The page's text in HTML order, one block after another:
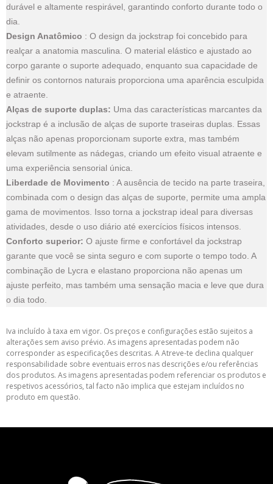
durável e altamente respirável, garantindo conforto durante todo o
dia.
Design Anatômico : O design da jockstrap foi concebido para
realçar a anatomia masculina. O material elástico e ajustado ao
corpo garante o suporte adequado, enquanto sua capacidade de
definir os contornos naturais proporciona uma aparência esculpida
e atraente.
Alças de suporte duplas: Uma das características marcantes da
jockstrap é a inclusão de alças de suporte traseiras duplas. Essas
alças não apenas proporcionam suporte extra, mas também
elevam sutilmente as nádegas, criando um efeito visual atraente e
uma experiência sensorial única.
Liberdade de Movimento : A ausência de tecido na parte traseira,
combinada com o design das alças de suporte, permite uma ampla
gama de movimentos. Isso torna a jockstrap ideal para diversas
atividades, desde o uso diário até exercícios físicos intensos.
Conforto superior: O ajuste firme e confortável da jockstrap
garante que você se sinta seguro e com suporte o tempo todo. A
combinação de Lycra e elastano proporciona não apenas um
ajuste perfeito, mas também uma sensação macia e leve que dura
o dia todo.
Iva incluído à taxa em vigor. Os preços e configurações estão sujeitos a
alterações sem aviso prévio. As imagens apresentadas podem não
corresponder as especificações descritas. A Atreve-te declina qualquer
responsabilidade sobre eventuais erros nas descrições e/ou referências
dos produtos. As imagens apresentadas podem referenciar os produtos e
respetivos acessórios, tal facto não implica que estejam incluídos no
produto em questão.